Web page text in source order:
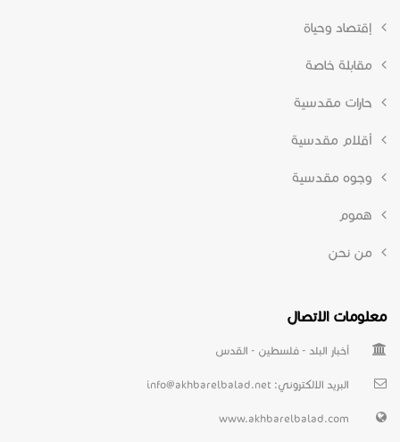
إقتصاد وحياة
مقابلة خاصة
حارات مقدسية
أقلام مقدسية
وجوه مقدسية
هموم
من نحن
معلومات الاتصال
أخبار البلد - فلسطين - القدس
البريد الالكتروني: info@akhbarelbalad.net
www.akhbarelbalad.com